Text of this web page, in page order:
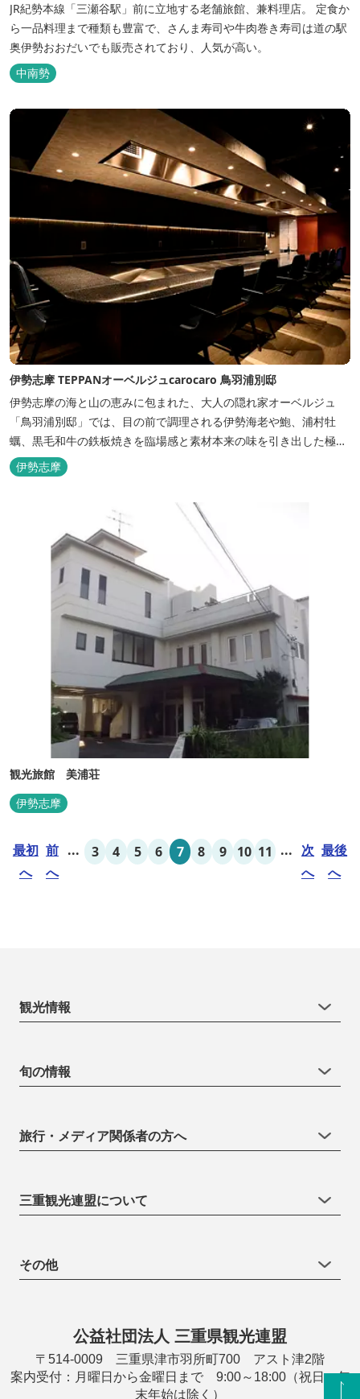
JR紀勢本線「三瀬谷駅」前に立地する老舗旅館、兼料理店。 定食か
ら一品料理まで種類も豊富で、さんま寿司や牛肉巻き寿司は道の駅
奥伊勢おおだいでも販売されており、人気が高い。
中南勢
伊勢志摩 TEPPANオーベルジュcarocaro 鳥羽浦別邸
伊勢志摩の海と山の恵みに包まれた、大人の隠れ家オーベルジュ
「鳥羽浦別邸」では、目の前で調理される伊勢海老や鮑、浦村牡
蠣、黒毛和牛の鉄板焼きを臨場感と素材本来の味を引き出した極上
のお料理でご堪能いただけます。露天風呂付きなど6タイプの個性
的な客室で、特別なひとときを大切な人と共にお過ごしくださいま
せ。美食と温泉、上質な空間で贅沢な体験をお届けいたします。
伊勢志摩
観光旅館 美浦荘
伊勢志摩
最初
へ
前
へ
... 3 4 5 6 7 8 9 10 11 ... 次
へ
最後
へ
観光情報
旬の情報
旅行・メディア関係者の方へ
三重観光連盟について
その他
公益社団法人 三重県観光連盟
〒514-0009 三重県津市羽所町700 アスト津2階
案内受付：月曜日から金曜日まで 9:00～18:00（祝日・年
末年始は除く）